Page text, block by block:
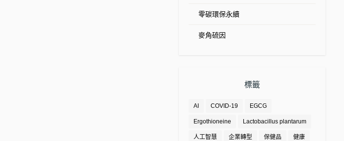
零碳環保永續
麥角硫因
標籤
AI COVID-19 EGCG
Ergothioneine Lactobacillus plantarum
人工智慧 企業轉型 保健品 健康